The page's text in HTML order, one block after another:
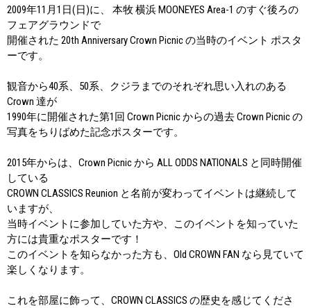
2009年11月1日(日)に、 本牧 横浜 MOONEYES Area-1 のすぐ後ろの
フェアグラウンドで
開催された 20th Anniversary Crown Picnic の当時のイベント ポスタ
ーです。
観音から40系、50系、クジラまでのそれぞれ思い入れのある
Crown 達が
1990年に開催された第1回 Crown Picnic からの過去 Crown Picnic の
写真をちりばめた記念ポスターです。
2015年からは、Crown Picnic から ALL ODDS NATIONALS と同時開催
している
CROWN CLASSICS Reunion と名前が変わってイベントは継続して
いますが、
当時イベントに参加していた方や、このイベントを知っていた
方には貴重なポスターです！
このイベントを知らなかった方も、Old CROWN FAN なら見ていて
楽しくなります。
これを部屋に飾って、CROWN CLASSICS の歴史を感じてくださ